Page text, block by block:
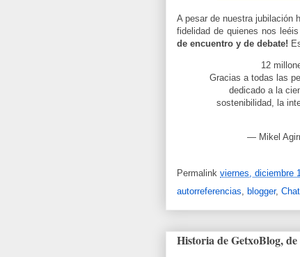
A pesar de nuestra jubilación
fidelidad de quienes nos
de encuentro y de debate!
12
Gracias a todas las
dedicado a la
sostenibilidad, la
— Mikel
Permalink viernes, diciembre
autorreferencias blogger,
Historia de GetxoBlog, de